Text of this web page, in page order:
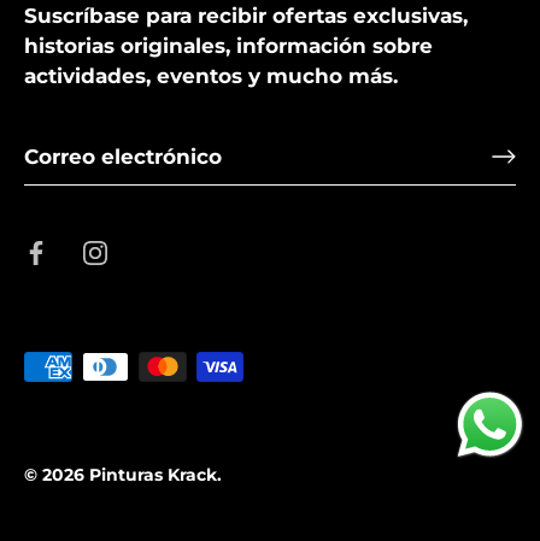
Suscríbase para recibir ofertas exclusivas,
historias originales, información sobre
actividades, eventos y mucho más.
© 2026 Pinturas Krack.